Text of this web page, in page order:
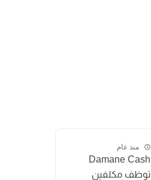
منذ عام
Damane Cash
توظف مكلفين